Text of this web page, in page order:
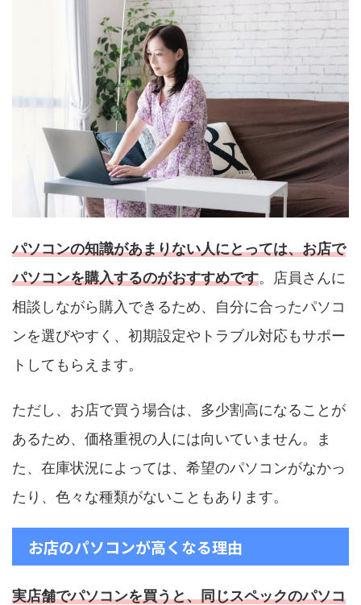
パソコンの知識があまりない人にとっては、お店で
パソコンを購入するのがおすすめです。店員さんに
相談しながら購入できるため、自分に合ったパソコ
ンを選びやすく、初期設定やトラブル対応もサポー
トしてもらえます。
ただし、お店で買う場合は、多少割高になることが
あるため、価格重視の人には向いていません。ま
た、在庫状況によっては、希望のパソコンがなかっ
たり、色々な種類がないこともあります。
お店のパソコンが高くなる理由
実店舗でパソコンを買うと、同じスペックのパソコ